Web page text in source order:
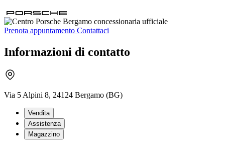
Prenota appuntamento Contattaci
Informazioni di contatto
Via 5 Alpini 8, 24124 Bergamo (BG)
Vendita
Assistenza
Magazzino